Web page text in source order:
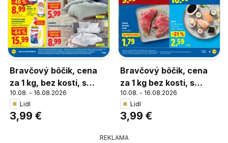
Bravčový bôčik, cena
za 1 kg, bez kosti, s
kožou
10.08. - 16.08.2026
Lidl
3,99 €
Bravčový bôčik, cena
za 1 kg bez kosti, s
kožou
10.08. - 16.08.2026
Lidl
3,99 €
REKLAMA